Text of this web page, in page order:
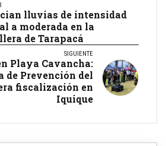
lluvias de intensidad
a moderada en la
de Tarapacá
SIGUIENTE
Playa Cavancha:
de Prevención del
fiscalización en
Iquique